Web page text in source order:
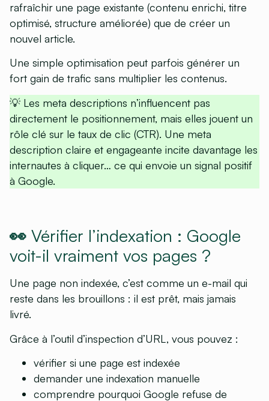
rafraîchir une page existante (contenu enrichi, titre
optimisé, structure améliorée) que de créer un
nouvel article.
Une simple optimisation peut parfois générer un
fort gain de trafic sans multiplier les contenus.
💡 Les meta descriptions n’influencent pas
directement le positionnement, mais elles jouent un
rôle clé sur le taux de clic (CTR). Une meta
description claire et engageante incite davantage les
internautes à cliquer… ce qui envoie un signal positif
à Google.
👀 Vérifier l’indexation : Google
voit-il vraiment vos pages ?
Une page non indexée, c’est comme un e-mail qui
reste dans les brouillons : il est prêt, mais jamais
livré.
Grâce à l’outil d’inspection d’URL, vous pouvez :
vérifier si une page est indexée
demander une indexation manuelle
comprendre pourquoi Google refuse de